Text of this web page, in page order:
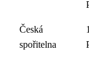
Česká
spořitelna